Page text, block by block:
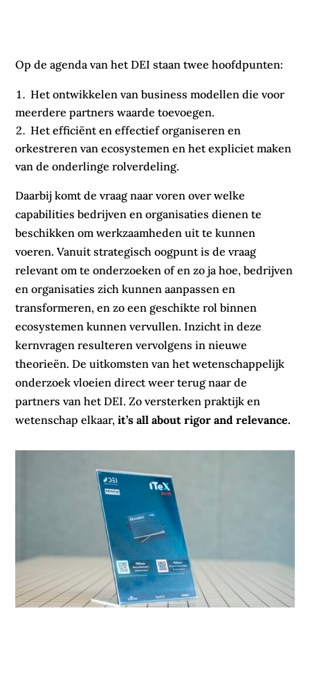
Op de agenda van het DEI staan twee hoofdpunten:
Het ontwikkelen van business modellen die voor
meerdere partners waarde toevoegen.
Het efficiënt en effectief organiseren en
orkestreren van ecosystemen en het expliciet maken
van de onderlinge rolverdeling.
Daarbij komt de vraag naar voren over welke
capabilities bedrijven en organisaties dienen te
beschikken om werkzaamheden uit te kunnen
voeren. Vanuit strategisch oogpunt is de vraag
relevant om te onderzoeken of en zo ja hoe, bedrijven
en organisaties zich kunnen aanpassen en
transformeren, en zo een geschikte rol binnen
ecosystemen kunnen vervullen. Inzicht in deze
kernvragen resulteren vervolgens in nieuwe
theorieën. De uitkomsten van het wetenschappelijk
onderzoek vloeien direct weer terug naar de
partners van het DEI. Zo versterken praktijk en
wetenschap elkaar,it’s all about rigor and relevance.